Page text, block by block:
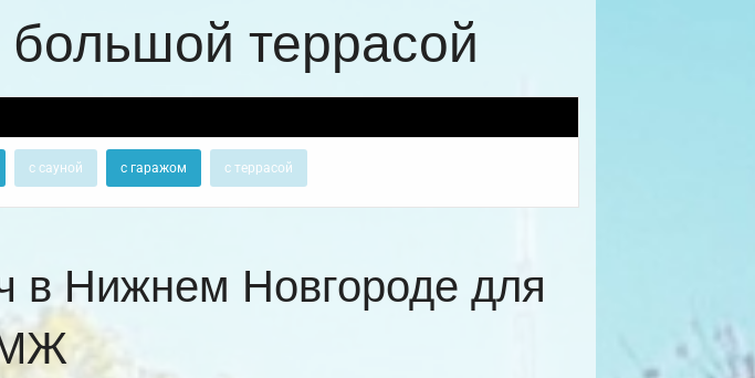
террасой
с сауной с гаражом с террасой
в Нижнем Новгороде для